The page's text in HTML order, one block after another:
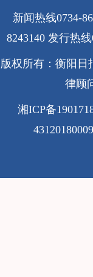
新闻热线0734-
8243140 发行热
版权所有：衡阳
律顾
湘ICP备
43120180009